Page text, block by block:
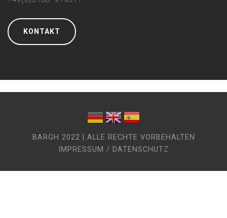
KONTAKT
BARGH 2022 | ALLE RECHTE VORBEHALTEN
IMPRESSUM / DATENSCHUTZ